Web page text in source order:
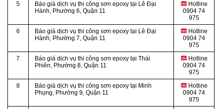
5
Báo giá dịch vụ thi công sơn epoxy tại Lê Đại
Hành, Phường 6, Quận 11
Hotline
0904 74
975
6
Báo giá dịch vụ thi công sơn epoxy tại Lê Đại
Hành, Phường 7, Quận 11
Hotline
0904 74
975
7
Báo giá dịch vụ thi công sơn epoxy tại Thái
Phiên, Phường 8, Quận 11
Hotline
0904 74
975
8
Báo giá dịch vụ thi công sơn epoxy tại Minh
Phụng, Phường 9, Quận 11
Hotline
0904 74
975